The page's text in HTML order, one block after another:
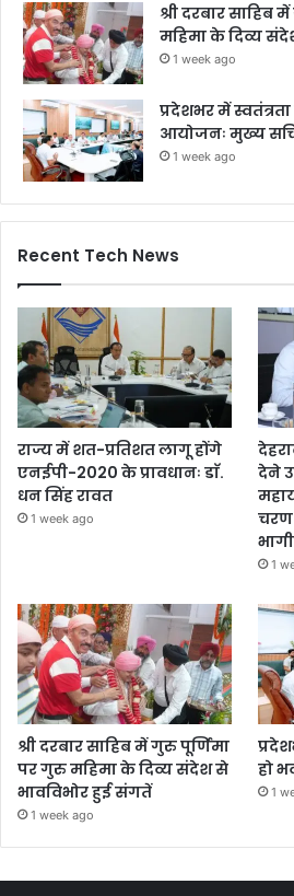
श्री दरबार साहिब
महिमा के दिव्य
1 week ago
प्रदेशभर में
आयोजनः मुख्य
1 week ago
Recent Tech News
राज्य में शत-प्रतिशत लागू होंगे
एनईपी-2020 के प्रावधानः डाॅ.
धन सिंह रावत
1 week ago
देने
चरण
1
श्री दरबार साहिब में गुरु पूर्णिमा
पर गुरु महिमा के दिव्य संदेश से
भावविभोर हुई संगतें
1 week ago
हो
1